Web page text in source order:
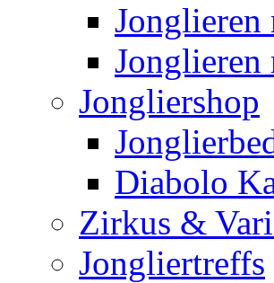
Jongliershop
Diabolo
Zirkus &
Jongliertreffs